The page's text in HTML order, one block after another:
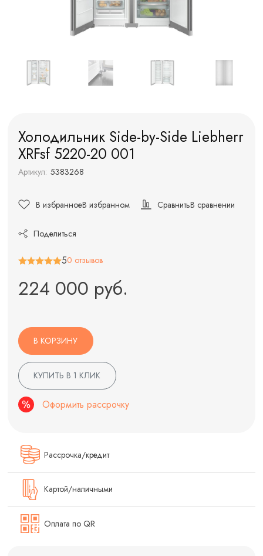
Холодильник Side-by-Side Liebherr
XRFsf 5220-20 001
Артикул: 5383268
В избранноеВ избранном СравнитьВ сравнении
Поделиться
50 отзывов
224 000 руб.
В КОРЗИНУ
КУПИТЬ В 1 КЛИК
Оформить рассрочку
Рассрочка/кредит
Картой/наличными
Оплата по QR